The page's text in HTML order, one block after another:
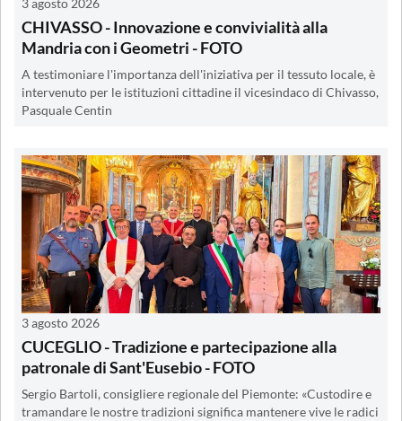
3 agosto 2026
CHIVASSO - Innovazione e convivialità alla
Mandria con i Geometri - FOTO
A testimoniare l'importanza dell'iniziativa per il tessuto locale, è
intervenuto per le istituzioni cittadine il vicesindaco di Chivasso,
Pasquale Centin
3 agosto 2026
CUCEGLIO - Tradizione e partecipazione alla
patronale di Sant'Eusebio - FOTO
Sergio Bartoli, consigliere regionale del Piemonte: «Custodire e
tramandare le nostre tradizioni significa mantenere vive le radici